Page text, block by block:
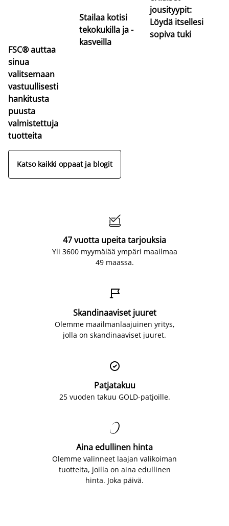
FSC® auttaa
sinua
valitsemaan
vastuullisesti
hankitusta
puusta
valmistettuja
tuotteita
Stailaa kotisi
tekokukilla ja -
kasveilla
jousityypit:
Löydä itsellesi
sopiva tuki
Katso kaikki oppaat ja blogit

47 vuotta upeita tarjouksia
Yli 3600 myymälää ympäri maailmaa
49 maassa.

Skandinaaviset juuret
Olemme maailmanlaajuinen yritys,
jolla on skandinaaviset juuret.

Patjatakuu
25 vuoden takuu GOLD-patjoille.

Aina edullinen hinta
Olemme valinneet laajan valikoiman
tuotteita, joilla on aina edullinen
hinta. Joka päivä.